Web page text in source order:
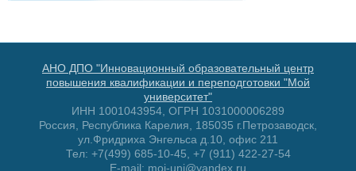
АНО ДПО "Инновационный образовательный центр
повышения квалификации и переподготовки "Мой
университет"
ИНН 1001043954, ОГРН 1031000006289
Россия, Республика Карелия, 185035 г.Петрозаводск,
ул.Фридриха Энгельса д.10, офис 211
Тел: +7(499) 685-10-45, +7 (911) 422-27-54
E-mail: moi-uni@yandex.ru